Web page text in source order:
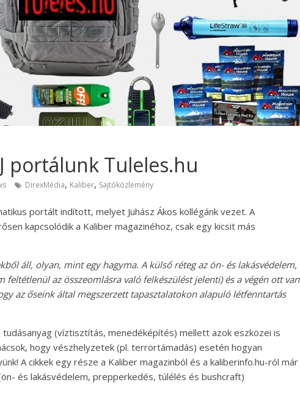
portálunk Tuleles.hu
DirexMédia, Kaliber, Sajtóközlemény
portált indított, melyet Juhász Ákos kollégánk vezet. A
kapcsolódik a Kaliber magazinéhoz, csak egy kicsit más
áll, olyan, mint egy hagyma. A külső réteg az ön- és lakásvédelem,
az összeomlásra való felkészülést jelenti) és a végén ott van
az őseink által megszerzett tapasztalatokon alapuló létfenntartás
(víztisztítás, menedéképítés) mellett azok eszközei is
hogy vészhelyzetek (pl. terrortámadás) esetén hogyan
A cikkek egy része a Kaliber magazinból és a kaliberinfo.hu-ról már
és lakásvédelem, prepperkedés, túlélés és bushcraft)